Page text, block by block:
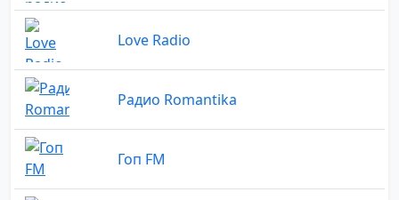
Love Radio
Радио Romantika
Гоп FM